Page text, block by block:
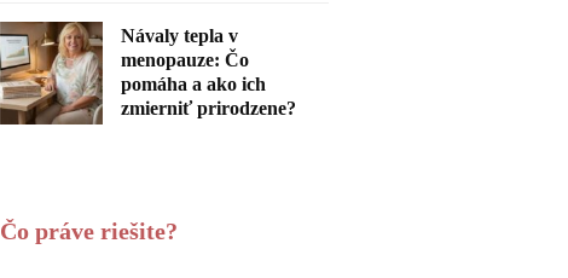
Návaly tepla v
menopauze: Čo
pomáha a ako ich
zmierniť prirodzene?
Čo práve riešite?